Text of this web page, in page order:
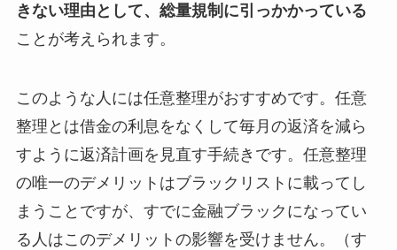
きない理由として、総量規制に引っかかっている
ことが考えられます。
このような人には任意整理がおすすめです。任意
整理とは借金の利息をなくして毎月の返済を減ら
すように返済計画を見直す手続きです。任意整理
の唯一のデメリットはブラックリストに載ってし
まうことですが、すでに金融ブラックになってい
る人はこのデメリットの影響を受けません。（す